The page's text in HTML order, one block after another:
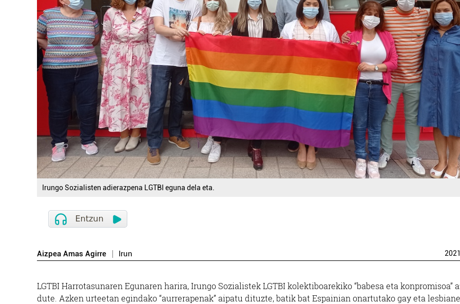
Irungo Sozialisten adierazpena LGTBI eguna dela eta.
Aizpea Amas Agirre Irun 2021
LGTBI Harrotasunaren Egunaren harira, Irungo Sozialistek LGTBI kolektiboarekiko “babesa eta konpromisoa”
dute. Azken urteetan egindako “aurrerapenak” aipatu dituzte, batik bat Espainian onartutako gay eta